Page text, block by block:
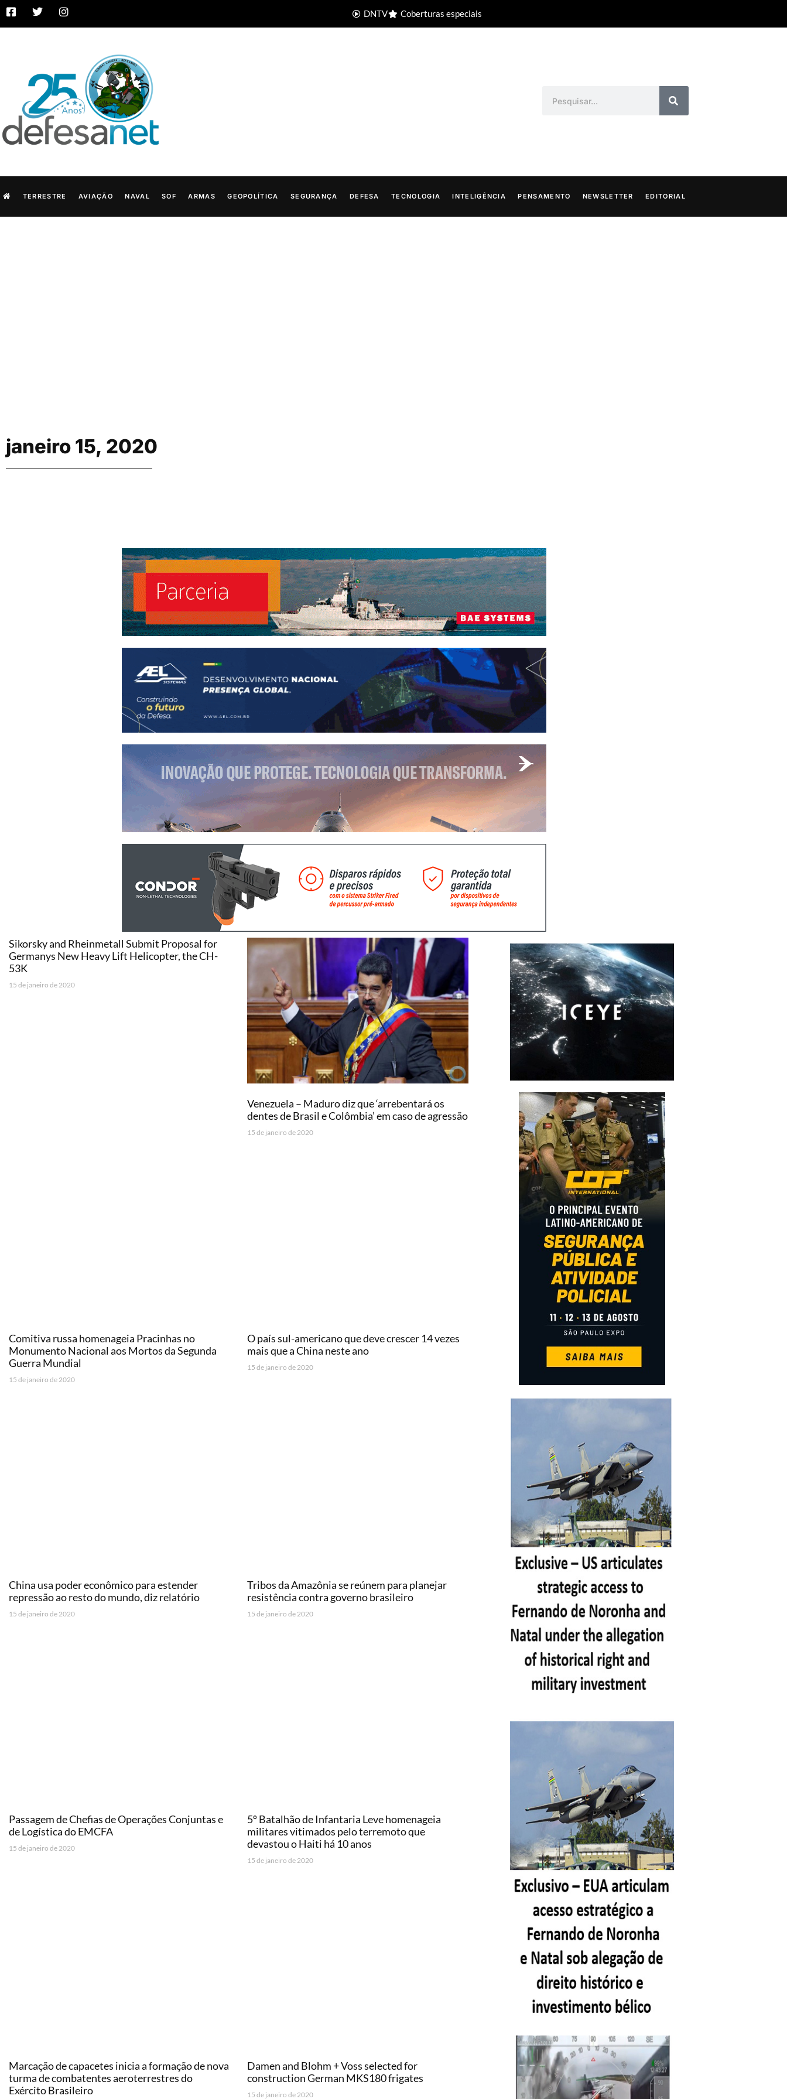
DNTV Coberturas especiais
TERRESTRE AVIAÇÃO NAVAL SOF ARMAS GEOPOLÍTICA SEGURANÇA DEFESA TECNOLOGIA INTELIGÊNCIA PENSAMENTO NEWSLETTER EDITORIAL
janeiro 15, 2020
Sikorsky and Rheinmetall Submit Proposal for
Germanys New Heavy Lift Helicopter, the CH-
53K
15 de janeiro de 2020
Venezuela – Maduro diz que ‘arrebentará os
dentes de Brasil e Colômbia’ em caso de agressão
15 de janeiro de 2020
Comitiva russa homenageia Pracinhas no
Monumento Nacional aos Mortos da Segunda
Guerra Mundial
15 de janeiro de 2020
O país sul-americano que deve crescer 14 vezes
mais que a China neste ano
15 de janeiro de 2020
China usa poder econômico para estender
repressão ao resto do mundo, diz relatório
15 de janeiro de 2020
Tribos da Amazônia se reúnem para planejar
resistência contra governo brasileiro
15 de janeiro de 2020
Passagem de Chefias de Operações Conjuntas e
de Logística do EMCFA
15 de janeiro de 2020
5º Batalhão de Infantaria Leve homenageia
militares vitimados pelo terremoto que
devastou o Haiti há 10 anos
15 de janeiro de 2020
Marcação de capacetes inicia a formação de nova
turma de combatentes aeroterrestres do
Exército Brasileiro
Damen and Blohm + Voss selected for
construction German MKS180 frigates
15 de janeiro de 2020